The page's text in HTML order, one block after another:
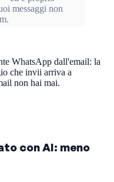
messaggi non
WhatsApp dall'email: la
che invii arriva a
non hai mai.
con AI: meno